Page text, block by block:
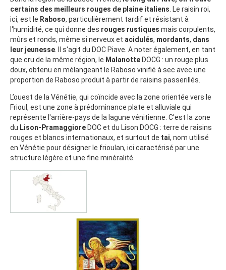
certains des meilleurs rouges de plaine italiens . Le raisin roi,
ici, est le Raboso, particulièrement tardif et résistant à
l'humidité, ce qui donne des rouges rustiques mais corpulents,
mûrs et ronds, même si nerveux et acidulés, mordants, dans
leur jeunesse . Il s'agit du DOC Piave. A noter également, en tant
que cru de la même région, le Malanotte DOCG : un rouge plus
doux, obtenu en mélangeant le Raboso vinifié à sec avec une
proportion de Raboso produit à partir de raisins passerillés.
L’ouest de la Vénétie, qui coïncide avec la zone orientée vers le
Frioul, est une zone à prédominance plate et alluviale qui
représente l'arrière-pays de la lagune vénitienne. C'est la zone
du Lison-Pramaggiore DOC et du Lison DOCG : terre de raisins
rouges et blancs internationaux, et surtout de tai, nom utilisé
en Vénétie pour désigner le frioulan, ici caractérisé par une
structure légère et une fine minéralité.